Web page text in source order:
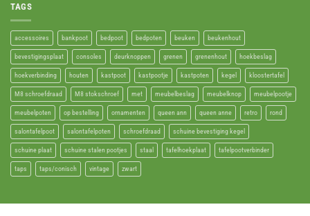
TAGS
accessoires bankpoot bedpoot bedpoten beuken beukenhout
bevestigingsplaat consoles deurknoppen grenen grenenhout hoekbeslag
hoekverbinding houten kastpoot kastpootje kastpoten kegel kloostertafel
M8 schroefdraad M8 stokschroef met meubelbeslag meubelknop meubelpootje
meubelpoten op bestelling ornamenten queen ann queen anne retro rond
salontafelpoot salontafelpoten schroefdraad schuine bevestiging kegel
schuine plaat schuine stalen pootjes staal tafelhoekplaat tafelpootverbinder
taps taps/conisch vintage zwart